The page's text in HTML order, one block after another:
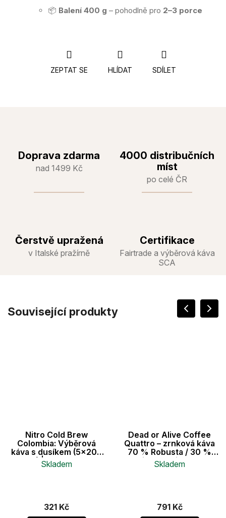
📦 Balení 400 g – pohodlně pro 2–3 porce
ZEPTAT SE HLÍDAT SDÍLET
Doprava zdarma
nad 1499 Kč
4000 distribučních
míst
po celé ČR
Čerstvě upražená
v Italské pražírně
Certifikace
Fairtrade a výběrová káva
SCA
Související produkty
Nitro Cold Brew
Colombia: Výběrová
káva s dusíkem (5x200
ml) | Bez cukru
Skladem
321 Kč
Dead or Alive Coffee
Quattro – zrnková káva
70 % Robusta / 30 %
Arabica, Medium Roast,
1 kg - pro espresso a
Skladem
791 Kč